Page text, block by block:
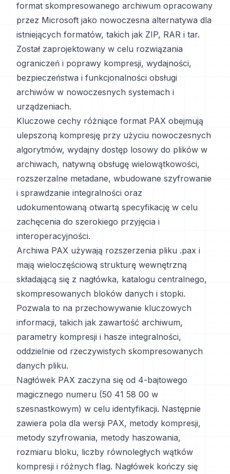
format skompresowanego archiwum opracowany
przez Microsoft jako nowoczesna alternatywa dla
istniejących formatów, takich jak ZIP, RAR i tar.
Został zaprojektowany w celu rozwiązania
ograniczeń i poprawy kompresji, wydajności,
bezpieczeństwa i funkcjonalności obsługi
archiwów w nowoczesnych systemach i
urządzeniach.
Kluczowe cechy różniące format PAX obejmują
ulepszoną kompresję przy użyciu nowoczesnych
algorytmów, wydajny dostęp losowy do plików w
archiwach, natywną obsługę wielowątkowości,
rozszerzalne metadane, wbudowane szyfrowanie
i sprawdzanie integralności oraz
udokumentowaną otwartą specyfikację w celu
zachęcenia do szerokiego przyjęcia i
interoperacyjności.
Archiwa PAX używają rozszerzenia pliku .pax i
mają wieloczęściową strukturę wewnętrzną
składającą się z nagłówka, katalogu centralnego,
skompresowanych bloków danych i stopki.
Pozwala to na przechowywanie kluczowych
informacji, takich jak zawartość archiwum,
parametry kompresji i hasze integralności,
oddzielnie od rzeczywistych skompresowanych
danych pliku.
Nagłówek PAX zaczyna się od 4-bajtowego
magicznego numeru (50 41 58 00 w
szesnastkowym) w celu identyfikacji. Następnie
zawiera pola dla wersji PAX, metody kompresji,
metody szyfrowania, metody haszowania,
rozmiaru bloku, liczby równoległych wątków
kompresji i różnych flag. Nagłówek kończy się